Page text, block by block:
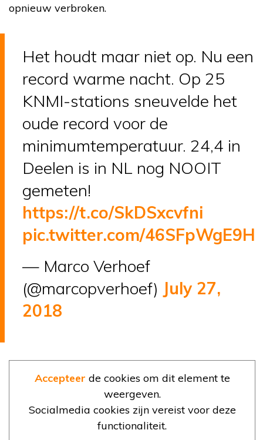
opnieuw verbroken.
Het houdt maar niet op. Nu een
record warme nacht. Op 25
KNMI-stations sneuvelde het
oude record voor de
minimumtemperatuur. 24,4 in
Deelen is in NL nog NOOIT
gemeten!
https://t.co/SkDSxcvfni
pic.twitter.com/46SFpWgE9H
— Marco Verhoef
(@marcopverhoef) July 27,
2018
Accepteer de cookies om dit element te
weergeven.
Socialmedia cookies zijn vereist voor deze
functionaliteit.